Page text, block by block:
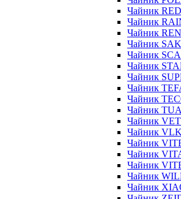
Чайник
Чайник
Чайник
Чайник
Чайник
Чайник
Чайник
Чайник
Чайник
Чайник
Чайник
Чайник VLK
Чайник
Чайник
Чайник
Чайник
Чайник